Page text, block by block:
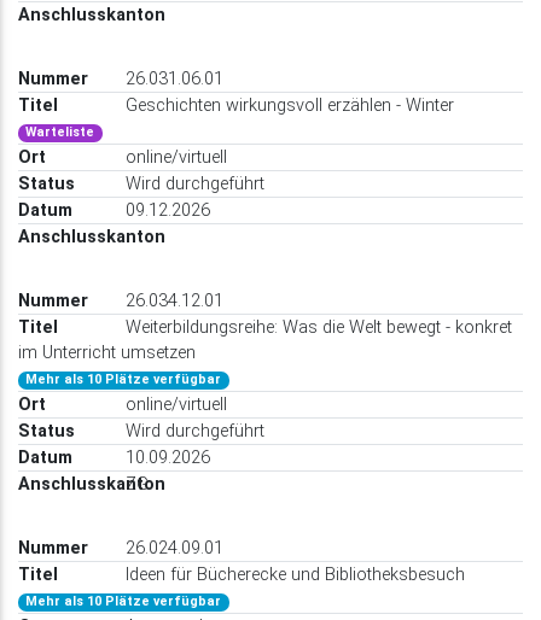
26.031.06.01
Geschichten wirkungsvoll erzählen - Winter
Warteliste
online/virtuell
Wird durchgeführt
09.12.2026
26.034.12.01
Weiterbildungsreihe: Was die Welt bewegt - konkret
im Unterricht umsetzen
Mehr als 10 Plätze verfügbar
online/virtuell
Wird durchgeführt
10.09.2026
ZG
26.024.09.01
Ideen für Bücherecke und Bibliotheksbesuch
Mehr als 10 Plätze verfügbar